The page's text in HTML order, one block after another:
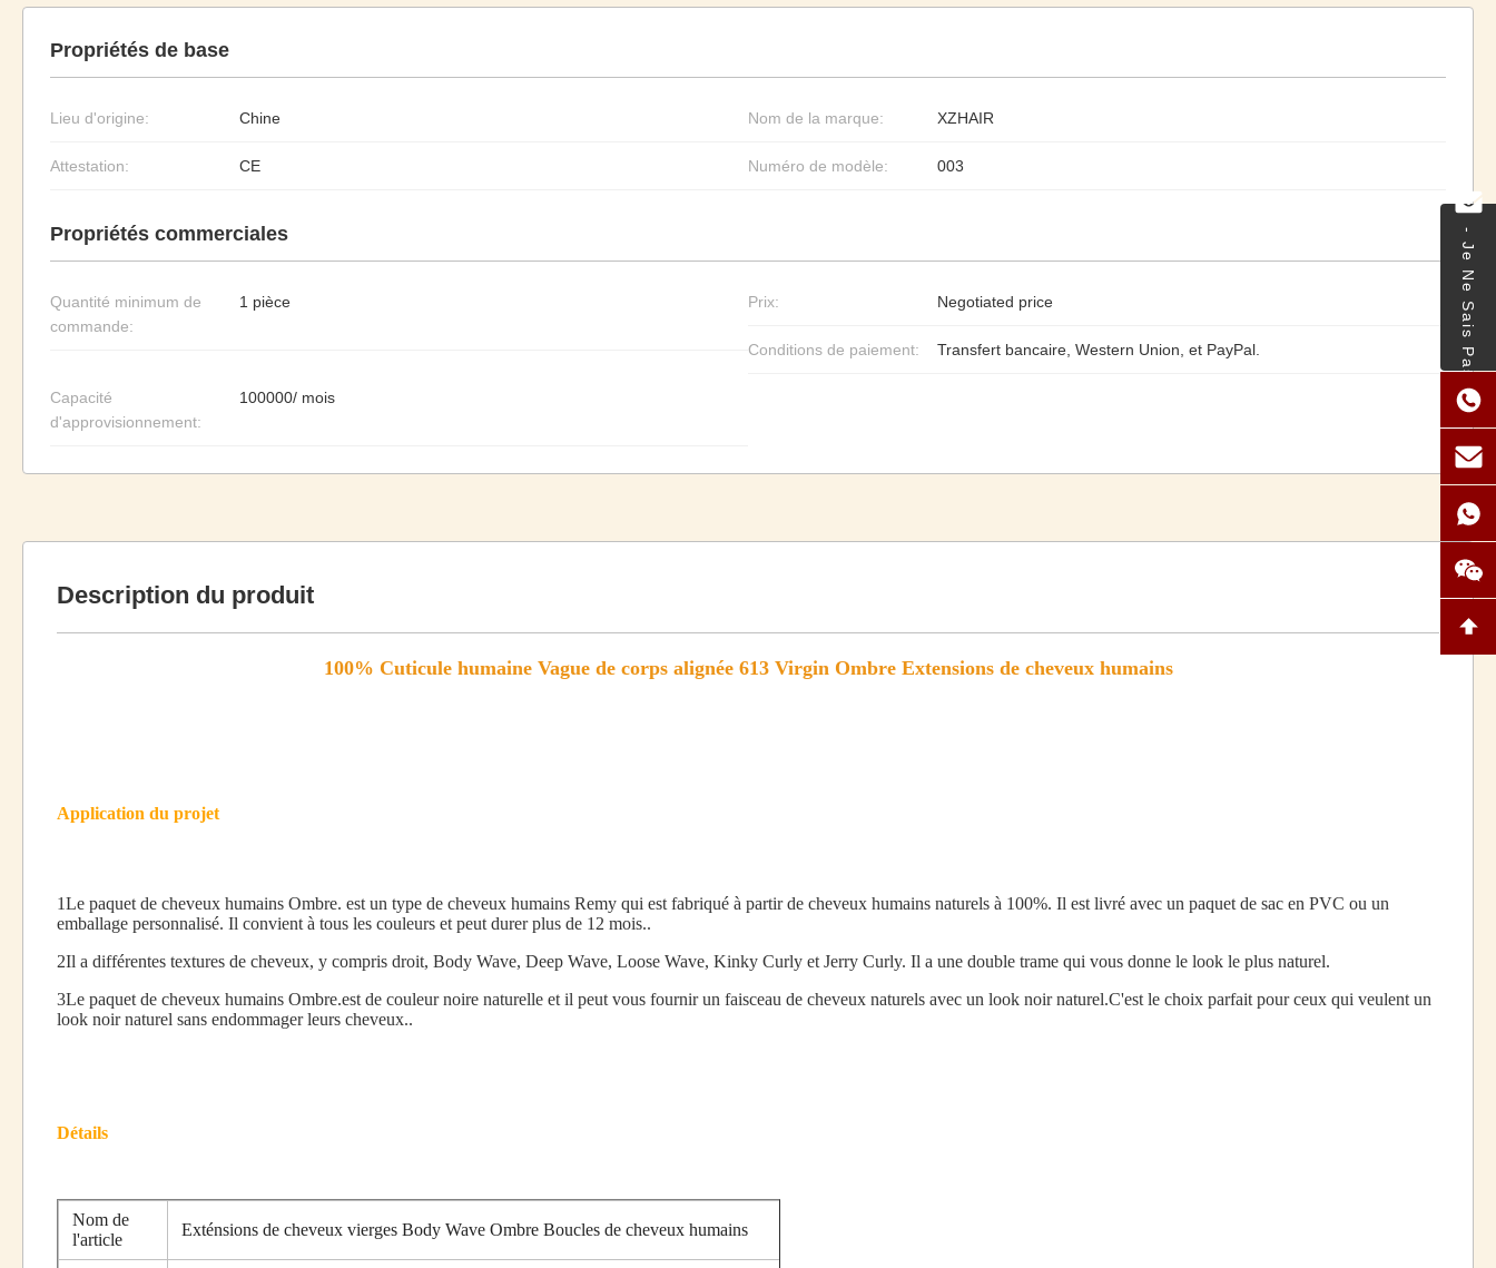
- Je Ne Sais Pas.
Propriétés de base
Lieu d'origine: Chine Nom de la marque: XZHAIR
Attestation: CE Numéro de modèle: 003
Propriétés commerciales
Quantité minimum de
commande:
1 pièce Prix: Negotiated price
Conditions de paiement: Transfert bancaire, Western Union, et PayPal.
Capacité
d'approvisionnement:
100000/ mois
Description du produit
100% Cuticule humaine Vague de corps alignée 613 Virgin Ombre Extensions de cheveux humains
Application du projet
1Le paquet de cheveux humains Ombre. est un type de cheveux humains Remy qui est fabriqué à partir de cheveux humains naturels à 100%. Il est livré avec un paquet de sac en PVC ou un
emballage personnalisé. Il convient à tous les couleurs et peut durer plus de 12 mois..
2Il a différentes textures de cheveux, y compris droit, Body Wave, Deep Wave, Loose Wave, Kinky Curly et Jerry Curly. Il a une double trame qui vous donne le look le plus naturel.
3Le paquet de cheveux humains Ombre.est de couleur noire naturelle et il peut vous fournir un faisceau de cheveux naturels avec un look noir naturel.C'est le choix parfait pour ceux qui veulent un
look noir naturel sans endommager leurs cheveux..
Détails
Nom de
l'article
Exténsions de cheveux vierges Body Wave Ombre Boucles de cheveux humains